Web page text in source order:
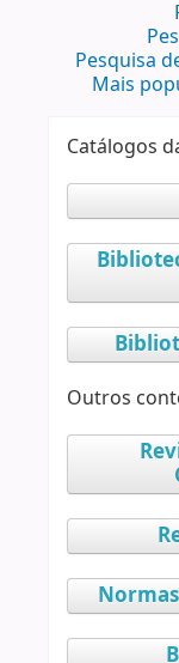
Pesquisa
Mais
Catálogos
Outros